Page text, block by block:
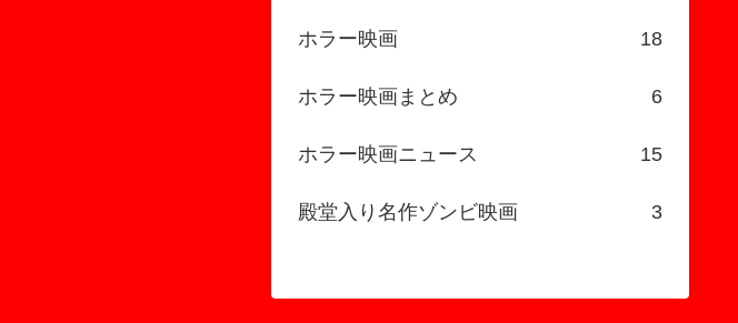
ホラー映画 18
ホラー映画まとめ 6
ホラー映画ニュース 15
殿堂入り名作ゾンビ映画 3